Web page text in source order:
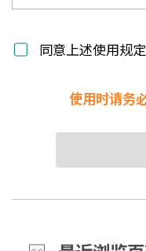
同意上述使用规定
使用时请务